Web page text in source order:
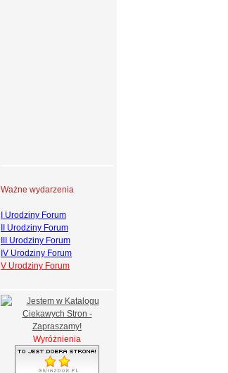
Ważne wydarzenia
I Urodziny Forum
II Urodziny Forum
III Urodziny Forum
IV Urodziny Forum
V Urodziny Forum
Wyróżnienia